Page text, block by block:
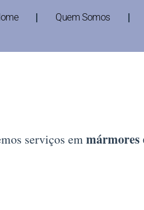
Quem Somos
serviços emmármores